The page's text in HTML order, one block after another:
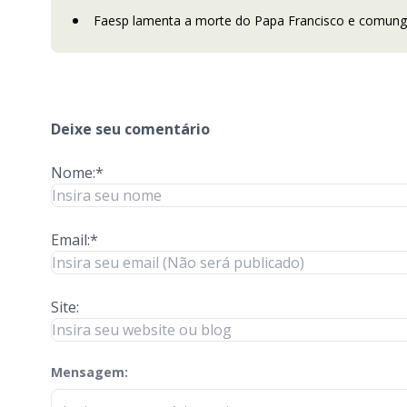
Faesp lamenta a morte do Papa Francisco e
Deixe seu comentário
Nome:*
Email:*
Site:
Mensagem:
check-terms